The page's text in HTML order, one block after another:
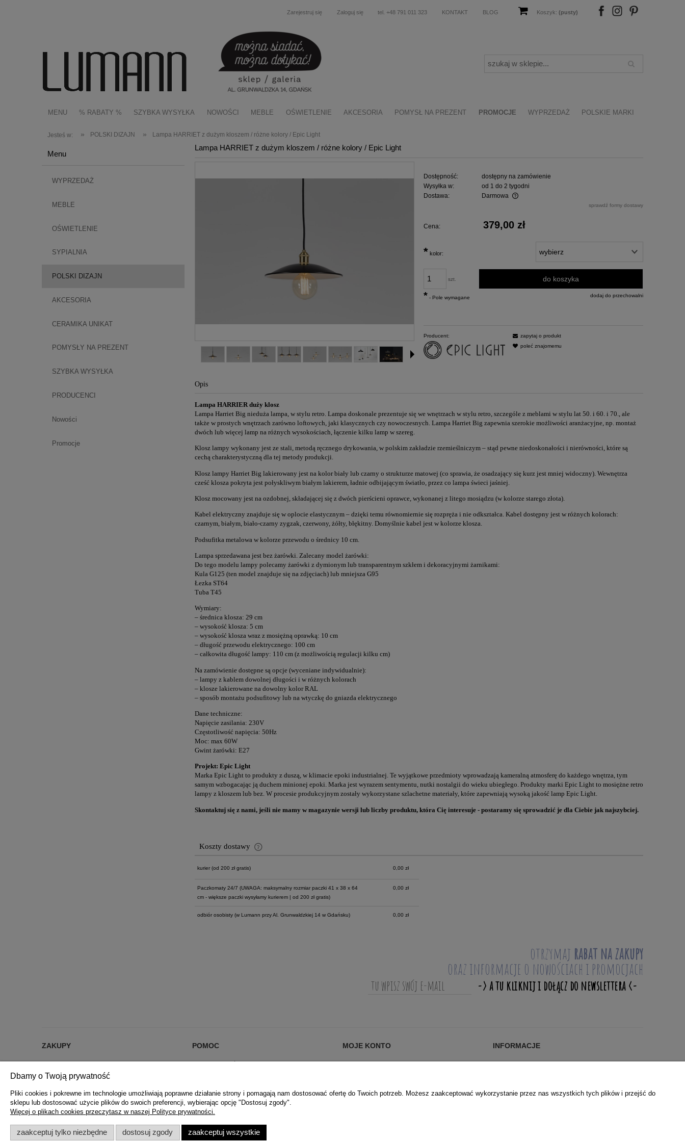
Zarejestruj się Zaloguj się tel. +48 791 011 323 KONTAKT BLOG Koszyk: (pusty) FB IN
MENU % RABATY % SZYBKA WYSYŁKA NOWOŚCI MEBLE OŚWIETLENIE AKCESORIA POMYSŁ NA PREZENT PROMOCJE WYPRZEDAŻ POLSKIE MARKI
Jesteś w: » POLSKI DIZAJN » Lampa HARRIET z dużym kloszem / różne kolory / Epic Light
Menu
WYPRZEDAŻ
MEBLE
OŚWIETLENIE
SYPIALNIA
POLSKI DIZAJN
AKCESORIA
CERAMIKA UNIKAT
POMYSŁY NA PREZENT
SZYBKA WYSYŁKA
PRODUCENCI
Nowości
Promocje
Lampa HARRIET z dużym kloszem / różne kolory / Epic Light
Dostępność:
dostępny na zamówienie
Wysyłka w:
od 1 do 2 tygodni
Dostawa:
Darmowa
sprawdź formy dostawy
Cena: 379,00 zł
* kolor:
szt. do koszyka
dodaj do przechowalni
* - Pole wymagane
Producent:
zapytaj o produkt
poleć znajomemu
Opis
Lampa HARRIER duży klosz
Lampa Harriet Big nieduża lampa, w stylu retro. Lampa doskonale prezentuje się we wnętrzach w stylu retro, szczególe z meblami w stylu lat 50. i 60. i 70., ale
także w prostych wnętrzach zarówno loftowych, jaki klasycznych czy nowoczesnych. Lampa Harriet Big zapewnia szerokie możliwości aranżacyjne, np. montaż
dwóch lub więcej lamp na różnych wysokościach, łączenie kilku lamp w szereg.
Klosz lampy wykonany jest ze stali, metodą ręcznego drykowania, w polskim zakładzie rzemieślniczym – stąd pewne niedoskonałości i nierówności, które są
cechą charakterystyczną dla tej metody produkcji.
Klosz lampy Harriet Big lakierowany jest na kolor biały lub czarny o strukturze matowej (co sprawia, że osadzający się kurz jest mniej widoczny). Wewnętrza
cześć klosza pokryta jest połyskliwym białym lakierem, ładnie odbijającym światło, przez co lampa świeci jaśniej.
Klosz mocowany jest na ozdobnej, składającej się z dwóch pierścieni oprawce, wykonanej z litego mosiądzu (w kolorze starego złota).
Kabel elektryczny znajduje się w oplocie elastycznym – dzięki temu równomiernie się rozpręża i nie odkształca. Kabel dostępny jest w różnych kolorach:
czarnym, białym, biało-czarny zygzak, czerwony, żółty, błękitny. Domyślnie kabel jest w kolorze klosza.
Podsufitka metalowa w kolorze przewodu o średnicy 10 cm.
Lampa sprzedawana jest bez żarówki. Zalecany model żarówki:
Do tego modelu lampy polecamy żarówki z dymionym lub transparentnym szkłem i dekoracyjnymi żarnikami:
Kula G125 (ten model znajduje się na zdjęciach) lub mniejsza G95
Łezka ST64
Tuba T45
Wymiary:
– średnica klosza: 29 cm
– wysokość klosza: 5 cm
– wysokość klosza wraz z mosiężną oprawką: 10 cm
– długość przewodu elektrycznego: 100 cm
– całkowita długość lampy: 110 cm (z możliwością regulacji kilku cm)
Na zamówienie dostępne są opcje (wyceniane indywidualnie):
– lampy z kablem dowolnej długości i w różnych kolorach
– klosze lakierowane na dowolny kolor RAL
– sposób montażu podsufitowy lub na wtyczkę do gniazda elektrycznego
Dane techniczne:
Napięcie zasilania: 230V
Częstotliwość napięcia: 50Hz
Moc: max 60W
Gwint żarówki: E27
Projekt: Epic Light
Marka Epic Light to produkty z duszą, w klimacie epoki industrialnej. Te wyjątkowe przedmioty wprowadzają kameralną atmosferę do każdego wnętrza, tym
samym wzbogacając ją duchem minionej epoki. Marka jest wyrazem sentymentu, nutki nostalgii do wieku ubiegłego. Produkty marki Epic Light to mosiężne retro
lampy z kloszem lub bez. W procesie produkcyjnym zostały wykorzystane szlachetne materiały, które zapewniają wysoką jakość lamp Epic Light.
Skontaktuj się z nami, jeśli nie mamy w magazynie wersji lub liczby produktu, która Cię interesuje - postaramy się sprowadzić je dla Ciebie jak najszybciej.
Koszty dostawy
kurier (od 200 zł gratis) 0,00 zł
Paczkomaty 24/7 (UWAGA: maksymalny rozmiar paczki 41 x 38 x 64
cm - większe paczki wysyłamy kurierem | od 200 zł gratis)
0,00 zł
odbiór osobisty (w Lumann przy Al. Grunwaldzkiej 14 w Gdańsku) 0,00 zł
otrzymaj rabat na zakupy
oraz informacje o nowościach i promocjach
ZAKUPY
DARMOWA DOSTAWA OD 200 zł
FORMY PŁATNOŚCI
REKLAMACJE I ZWROTY
REGULAMIN ZAKUPÓW
POMOC
POLITYKA PRYWATNOŚCI
MOJE KONTO
PRZECHOWALNIA
INFORMACJE
O NAS
Dbamy o Twoją prywatność
Pliki cookies i pokrewne im technologie umożliwiają poprawne działanie strony i pomagają nam dostosować ofertę do Twoich potrzeb. Możesz zaakceptować wykorzystanie przez nas wszystkich tych plików i przejść do
sklepu lub dostosować użycie plików do swoich preferencji, wybierając opcję "Dostosuj zgody".
Więcej o plikach cookies przeczytasz w naszej Polityce prywatności.
zaakceptuj tylko niezbędne dostosuj zgody zaakceptuj wszystkie